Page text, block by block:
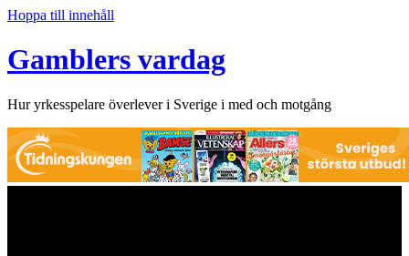
Hoppa till innehåll
Gamblers vardag
Hur yrkesspelare överlever i Sverige i med och motgång